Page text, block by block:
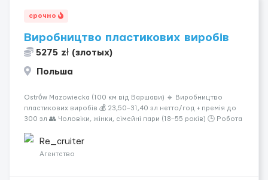
срочно
Виробництво пластикових виробів
5275 zł (злотых)
Польша
Ostrów Mazowiecka (100 км від Варшави) 🔹 Виробництво
пластикових виробів 💰 23,50–31,40 зл нетто/год + премія до
300 зл 👥 Чоловіки, жінки, сімейні пари (18–55 років) 🕒 Робота
житло — 400 зл. 📦 Обов...
Re_cruiter
Агентство